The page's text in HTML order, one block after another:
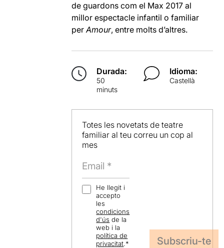
de guardons com el Max 2017 al
millor espectacle infantil o familiar
perAmour, entre molts d’altres.
Durada:
50
minuts
Idioma:
Castellà
Totes les novetats de teatre
familiar al teu correu un cop al
mes
He llegit i
accepto
les
condicions
d'ús de la
web i la
política de
privacitat.*